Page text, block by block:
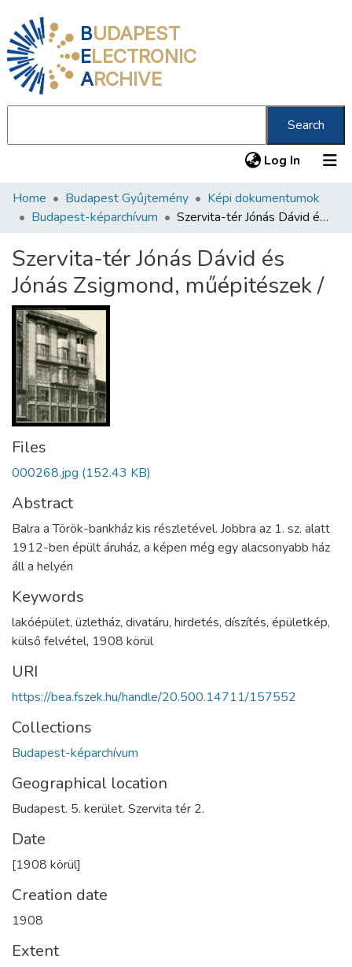
BUDAPEST
ELECTRONIC
ARCHIVE
Search
Log In (current)
Communities & Collections
Statistics
About us
Home Budapest Gyűjtemény
Képi dokumentumok
Budapest-képarchívum
Szervita-tér Jónás Dávid és Jónás Zsigmond, műépitészek /
Szervita-tér Jónás Dávid és
Jónás Zsigmond, műépitészek /
Files
000268.jpg (152.43 KB)
Abstract
Balra a Török-bankház kis részletével. Jobbra az 1. sz. alatt
1912-ben épült áruház, a képen még egy alacsonyabb ház
áll a helyén
Keywords
lakóépület, üzletház, divatáru, hirdetés, díszítés, épületkép,
külső felvétel, 1908 körül
URI
https://bea.fszek.hu/handle/20.500.14711/157552
Collections
Budapest-képarchívum
Geographical location
Budapest. 5. kerület. Szervita tér 2.
Date
[1908 körül]
Creation date
1908
Extent